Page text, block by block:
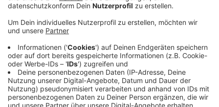
unterstützen die belgische Feuerwehr in der
Grenzregion.
Anzeige
Das berichtet die Kreisfeuerwehr. Wegen des